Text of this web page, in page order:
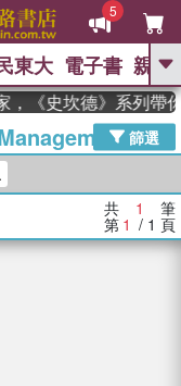
5
GO
、 高希均教授回憶錄
、 父親節 、 如果歷
、 方念華 、 台灣的李
數學女孩：黎曼猜想 、
東大 電子書 親子
《史坎德》系列帶
篩選
共 1 筆
第 1 / 1 頁